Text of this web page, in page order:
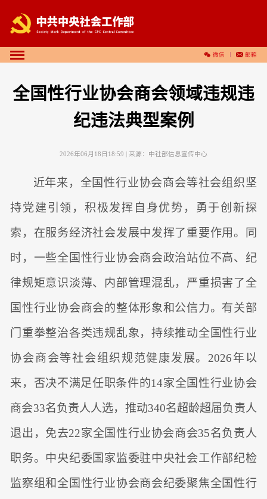
微信 邮箱
全国性行业协会商会领域违规违
纪违法典型案例
2026年06月18日18:59 | 来源： 中社部信息宣传中心
近年来，全国性行业协会商会等社会组织坚
持党建引领，积极发挥自身优势，勇于创新探
索，在服务经济社会发展中发挥了重要作用。同
时，一些全国性行业协会商会政治站位不高、纪
律规矩意识淡薄、内部管理混乱，严重损害了全
国性行业协会商会的整体形象和公信力。有关部
门重拳整治各类违规乱象，持续推动全国性行业
协会商会等社会组织规范健康发展。2026年以
来，否决不满足任职条件的14家全国性行业协会
商会33名负责人人选，推动340名超龄超届负责人
退出，免去22家全国性行业协会商会35名负责人
职务。中央纪委国家监委驻中央社会工作部纪检
监察组和全国性行业协会商会纪委聚焦全国性行